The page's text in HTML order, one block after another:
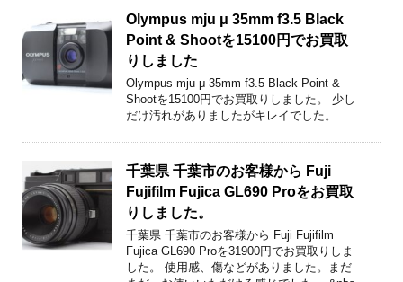
Olympus mju μ 35mm f3.5 Black
Point & Shootを15100円でお買取
りしました
Olympus mju μ 35mm f3.5 Black Point &
Shootを15100円でお買取りしました。 少し
だけ汚れがありましたがキレイでした。
千葉県 千葉市のお客様から Fuji
Fujifilm Fujica GL690 Proをお買取
りしました。
千葉県 千葉市のお客様から Fuji Fujifilm
Fujica GL690 Proを31900円でお買取りしま
した。 使用感、傷などがありました。まだ